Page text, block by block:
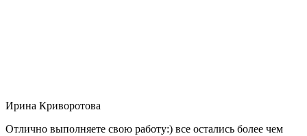
Ирина Криворотова
Отлично выполняете свою работу:) все остались более чем